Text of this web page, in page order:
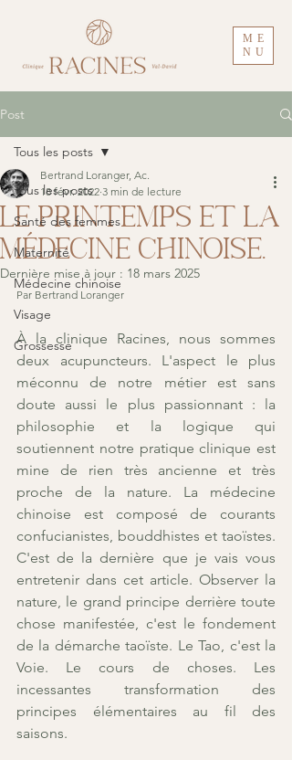
ME
NU
Post
Tous les posts
Santé des femmes
Maternité
Médecine chinoise
Visage
Grossesse
Tous les posts
Le printemps et la
médecine chinoise.
Bertrand Loranger, Ac.
18 févr. 2022 3 min de lecture
Dernière mise à jour : 18 mars 2025
Par Bertrand Loranger
À la clinique Racines, nous sommes
deux acupuncteurs. L'aspect le plus
méconnu de notre métier est sans
doute aussi le plus passionnant : la
philosophie et la logique qui
soutiennent notre pratique clinique est
mine de rien très ancienne et très
proche de la nature. La médecine
chinoise est composé de courants
confucianistes, bouddhistes et taoïstes.
C'est de la dernière que je vais vous
entretenir dans cet article. Observer la
nature, le grand principe derrière toute
chose manifestée, c'est le fondement
de la démarche taoïste. Le Tao, c'est la
Voie. Le cours de choses. Les
incessantes transformation des
principes élémentaires au fil des
saisons.